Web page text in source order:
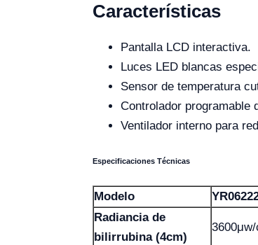
Características
Pantalla LCD interactiva.
Luces LED blancas
Sensor de temperatura
Controlador programable
Ventilador interno para
Especificaciones Técnicas
Modelo
Radiancia de
bilirrubina (4cm)